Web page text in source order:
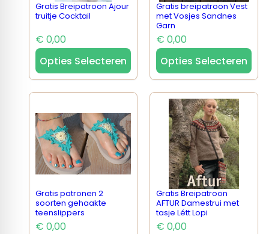
Gratis Breipatroon Ajour
truitje Cocktail
€ 0,00
Opties Selecteren
Gratis breipatroon Vest
met Vosjes Sandnes
Garn
€ 0,00
Opties Selecteren
Gratis patronen 2
soorten gehaakte
teenslippers
€ 0,00
Gratis Breipatroon
AFTUR Damestrui met
tasje Létt Lopi
€ 0,00